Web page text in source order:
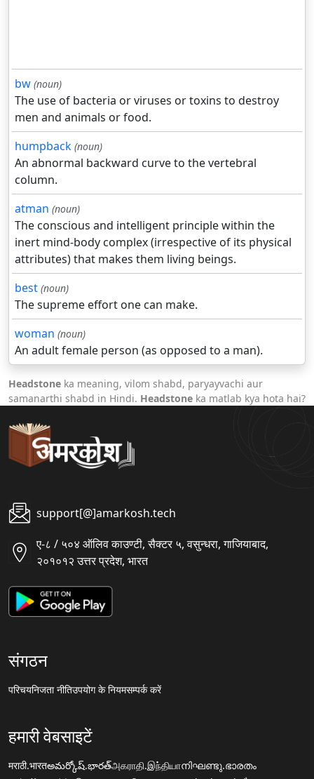
bw (noun)
The use of bacteria or viruses or toxins to destroy
men and animals or food.
humpback (noun)
An abnormal backward curve to the vertebral
column.
atman (noun)
The conscious and intelligent principle within the
inert mind-body complex (irrespective of its physical
attributes) that makes them living beings.
best (noun)
The supreme effort one can make.
woman (noun)
An adult female person (as opposed to a man).
Headstone ka meaning, vilom shabd, paryayvachi aur
samanarthi shabd in Hindi. Headstone ka matlab kya hota hai?
support[@]amarkosh.tech
ए-८ / ५०४ ऑलिव काउण्टी, सैक्टर ५, वसुन्धरा, गाजियाबाद,
२०१०१२ उत्तर प्रदेश, भारत
संगठन
परिचयनिजता नीतिउपयोग के नियमसम्पर्क करें
हमारी वेबसाइटें
मराठी.भारतఅమర్కోష్.భారత్அகராதி.இந்தியாനിഘണ്ടു.ഭാരതം